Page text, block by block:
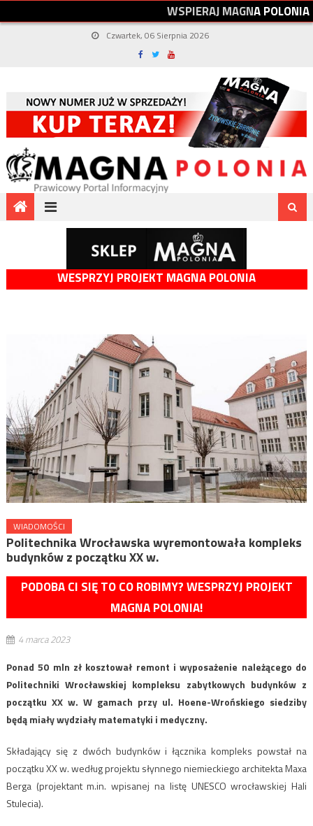
WSPIERAJMAGNAPOLONIA
Czwartek, 06 Sierpnia 2026
WESPRZYJ PROJEKT MAGNA POLONIA
WIADOMOŚCI
Politechnika Wrocławska wyremontowała kompleks
budynków z początku XX w.
PODOBA CI SIĘ TO CO ROBIMY? WESPRZYJ PROJEKT
MAGNA POLONIA!
4 marca 2023
Ponad 50 mln zł kosztował remont i wyposażenie należącego do
Politechniki Wrocławskiej kompleksu zabytkowych budynków z
początku XX w. W gamach przy ul. Hoene-Wrońskiego siedziby
będą miały wydziały matematyki i medyczny.
Składający się z dwóch budynków i łącznika kompleks powstał na
początku XX w. według projektu słynnego niemieckiego architekta Maxa
Berga (projektant m.in. wpisanej na listę UNESCO wrocławskiej Hali
Stulecia).